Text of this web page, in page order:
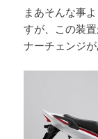
まあそんな事
すが、この装
ナーチェンジが